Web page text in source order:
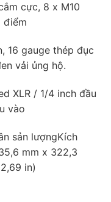
cực, 8 x M10
điểm
16 gauge thép đục
vải ủng hộ.
XLR / 1/4 inch đầu
vào
sản lượngKích
mm x 322,3
in)